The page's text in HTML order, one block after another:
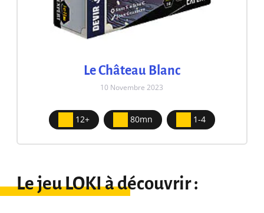
Le Château Blanc
10 Novembre 2023
12+ 80mn 1-4
Le jeu LOKI à découvrir :